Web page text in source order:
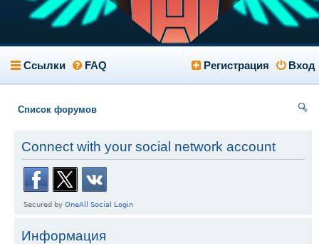
Ссылки FAQ Вход
Регистрация
Список форумов
Connect with your social network account
Информация